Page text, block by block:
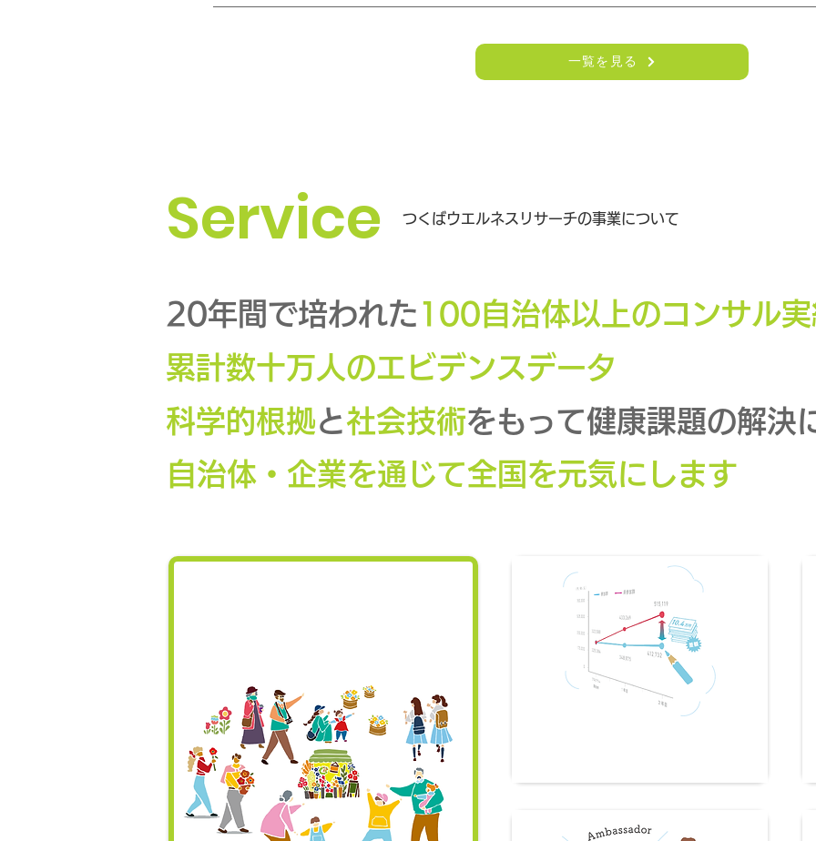
一覧を見る
Service つくばウエルネスリサーチの事業について
20年間で培われた 100自治体以上のコンサル実
累計数十万人のエビデンスデータ
科学的根拠と社会技術をもって健康課題の解決
自治体・企業を通じて全国を元気にします